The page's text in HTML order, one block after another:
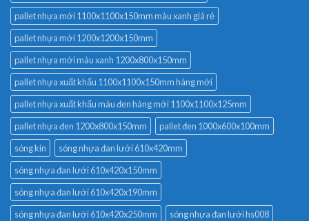
pallet nhựa mới 1100x1100x150mm màu xanh giá rẻ
pallet nhựa mới 1200x1200x150mm
pallet nhựa mới màu xanh 1200x800x150mm
pallet nhựa xuất khẩu 1100x1100x150mm hàng mới
pallet nhựa xuất khẩu màu đen hàng mới 1100x1100x125mm
pallet nhựa đen 1200x800x150mm
pallet đen 1000x600x100mm
sóng kín
sóng nhựa đan lưới 610x420mm
sóng nhựa đan lưới 610x420x150mm
sóng nhựa đan lưới 610x420x190mm
sóng nhựa đan lưới 610x420x250mm
sóng nhựa đan lưới hs008